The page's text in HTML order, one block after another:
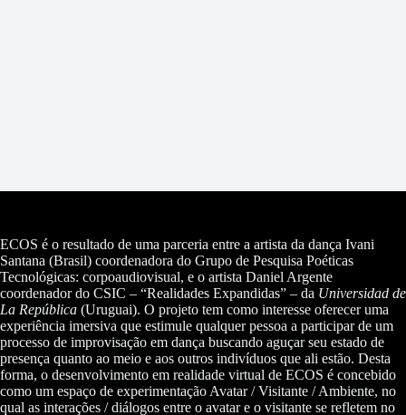
ECOS é o resultado de uma parceria entre a artista da dança Ivani
Santana (Brasil) coordenadora do Grupo de Pesquisa Poéticas
Tecnológicas: corpoaudiovisual, e o artista Daniel Argente
coordenador do CSIC – “Realidades Expandidas” – da Universidad de
La República (Uruguai). O projeto tem como interesse oferecer uma
experiência imersiva que estimule qualquer pessoa a participar de um
processo de improvisação em dança buscando aguçar seu estado de
presença quanto ao meio e aos outros indivíduos que ali estão. Desta
forma, o desenvolvimento em realidade virtual de ECOS é concebido
como um espaço de experimentação Avatar / Visitante / Ambiente, no
qual as interações / diálogos entre o avatar e o visitante se refletem no